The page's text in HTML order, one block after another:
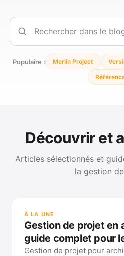
Rechercher
Populaire : Merlin Project
Découvrir et
Articles sélectionnés et
la gestion
À LA UNE
Gestion de projet en
guide complet pour
Gestion de projet pour